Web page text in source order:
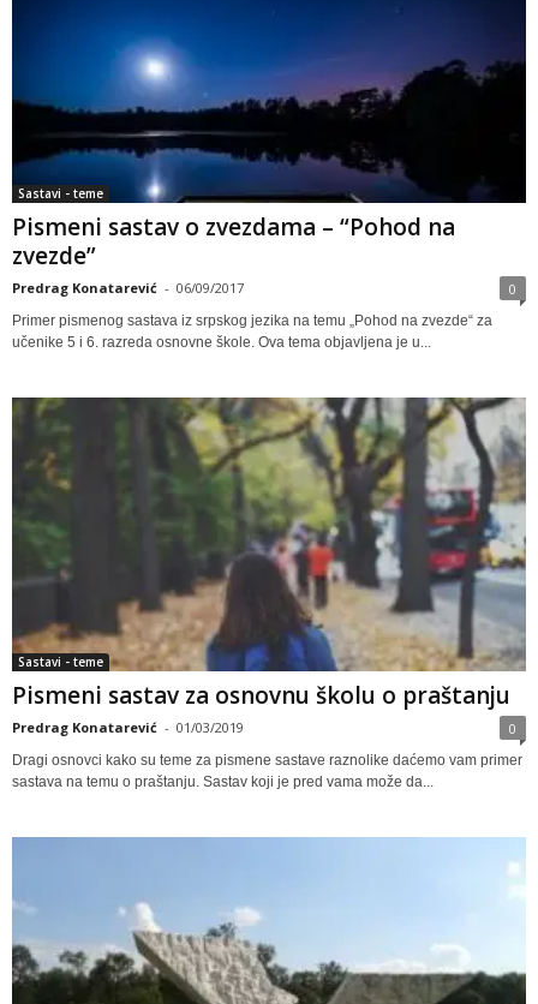
Sastavi - teme
Pismeni sastav o zvezdama – “Pohod na
zvezde”
Predrag Konatarević - 06/09/2017 0
Primer pismenog sastava iz srpskog jezika na temu „Pohod na zvezde“ za
učenike 5 i 6. razreda osnovne škole. Ova tema objavljena je u...
Sastavi - teme
Pismeni sastav za osnovnu školu o praštanju
Predrag Konatarević - 01/03/2019 0
Dragi osnovci kako su teme za pismene sastave raznolike daćemo vam primer
sastava na temu o praštanju. Sastav koji je pred vama može da...